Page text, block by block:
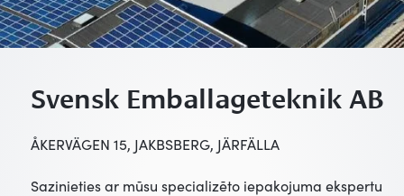
Svensk Emballageteknik AB
ÅKERVÄGEN 15, JAKBSBERG, JÄRFÄLLA
Sazinieties ar mūsu specializēto iepakojuma ekspertu